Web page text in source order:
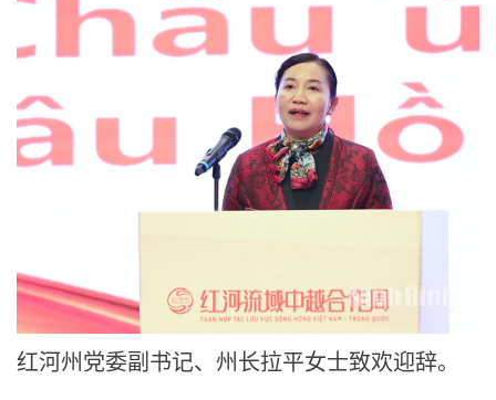
红河州党委副书记、州长拉平女士致欢迎辞。